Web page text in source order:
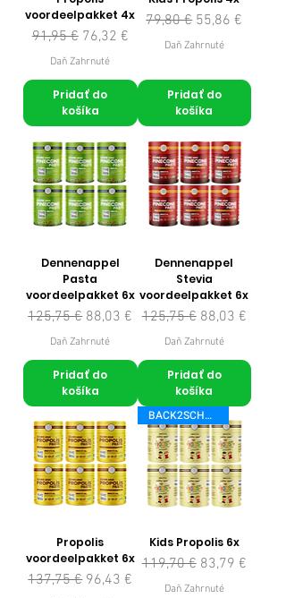
voordeelpakket 4x
Normálna cena
91,95 € Zľavnená cena
76,32 €
Daň Zahrnuté
Pridať do
košíka
Normálna cena
79,80 € Zľavnená cena
55,86 €
Daň Zahrnuté
Pridať do
košíka
Dennenappel
Pasta
voordeelpakket 6x
Normálna cena
125,75 € Zľavnená cena
88,03 €
Daň Zahrnuté
Pridať do
košíka
Dennenappel
Stevia
voordeelpakket 6x
Normálna cena
125,75 € Zľavnená cena
88,03 €
Daň Zahrnuté
Pridať do
košíka
Propolis
voordeelpakket 6x
Normálna cena
137,75 € Zľavnená cena
96,43 €
BACK2SCHOOL
Kids Propolis 6x
Normálna cena
119,70 € Zľavnená cena
83,79 €
Daň Zahrnuté